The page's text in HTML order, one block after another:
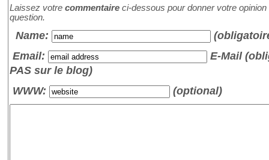
Laissez votre commentaire ci-dessous pour donner votre
question.
Name:
Email:
E-Mail
PAS sur le blog)
WWW:
(optional)